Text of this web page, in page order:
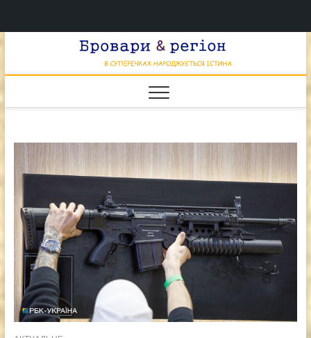
&
НАРОДЖУЄТЬСЯ